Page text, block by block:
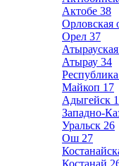
Актобе 38
Орловская
Орел 37
Атырау 34
Майкоп 17
Адыгейск 1
Западно-
Уральск 26
Ош 27
Костанай